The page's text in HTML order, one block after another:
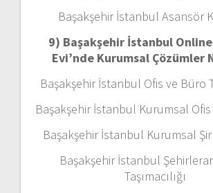
Başakşehir İstanbul Asansör
9) Başakşehir İstanbul
Evi’nde Kurumsal Çözümler
Başakşehir İstanbul Ofis ve Büro
Başakşehir İstanbul Kurumsal Ofis
Başakşehir İstanbul Kurumsal
Başakşehir İstanbul
Taşımacılığı